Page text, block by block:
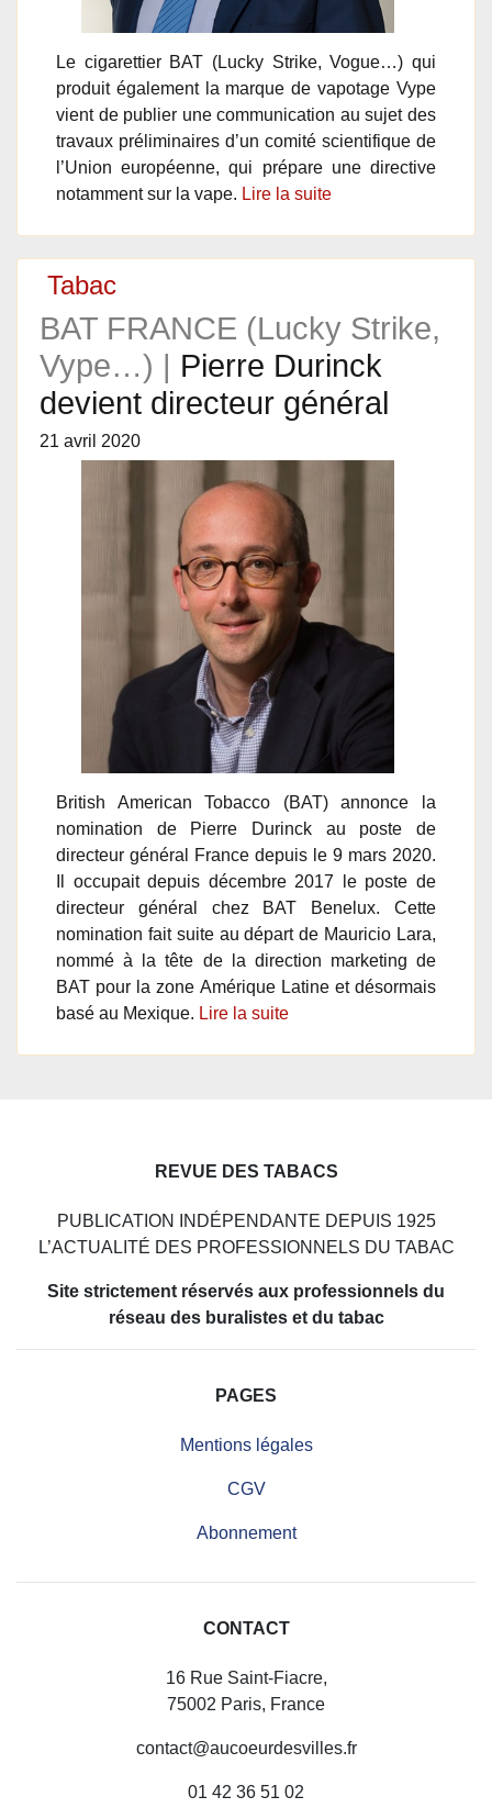
Le cigarettier BAT (Lucky Strike, Vogue…) qui
produit également la marque de vapotage Vype
vient de publier une communication au sujet des
travaux préliminaires d’un comité scientifique de
l’Union européenne, qui prépare une directive
notamment sur la vape. Lire la suite
Tabac
BAT FRANCE (Lucky Strike,
Vype…) | Pierre Durinck
devient directeur général
21 avril 2020
British American Tobacco (BAT) annonce la
nomination de Pierre Durinck au poste de
directeur général France depuis le 9 mars 2020.
Il occupait depuis décembre 2017 le poste de
directeur général chez BAT Benelux. Cette
nomination fait suite au départ de Mauricio Lara,
nommé à la tête de la direction marketing de
BAT pour la zone Amérique Latine et désormais
basé au Mexique. Lire la suite
REVUE DES TABACS
PUBLICATION INDÉPENDANTE DEPUIS 1925
L’ACTUALITÉ DES PROFESSIONNELS DU TABAC
Site strictement réservés aux professionnels du
réseau des buralistes et du tabac
PAGES
Mentions légales
CGV
Abonnement
CONTACT
16 Rue Saint-Fiacre,
75002 Paris, France
contact@aucoeurdesvilles.fr
01 42 36 51 02